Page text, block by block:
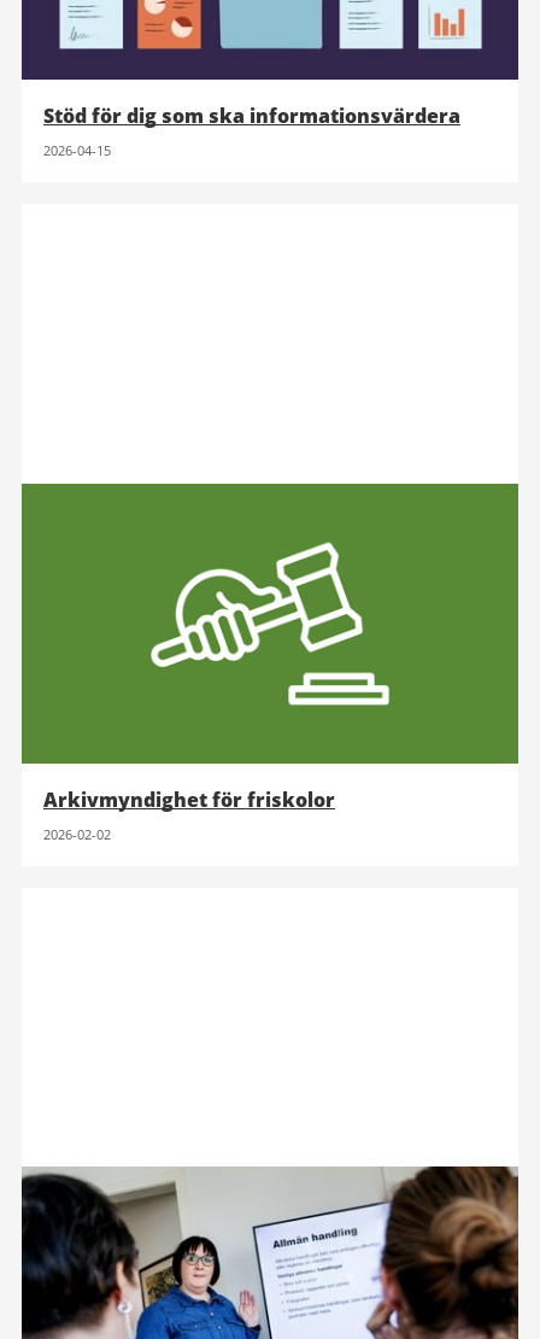
Stöd för dig som ska informationsvärdera
2026-04-15
Arkivmyndighet för friskolor
2026-02-02